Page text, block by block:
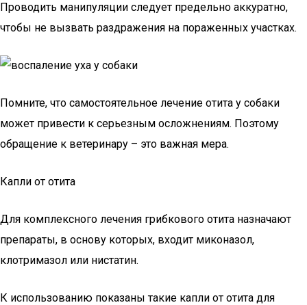
Проводить манипуляции следует предельно аккуратно,
чтобы не вызвать раздражения на пораженных участках.
Помните, что самостоятельное лечение отита у собаки
может привести к серьезным осложнениям. Поэтому
обращение к ветеринару – это важная мера.
Капли от отита
Для комплексного лечения грибкового отита назначают
препараты, в основу которых, входит миконазол,
клотримазол или нистатин.
К использованию показаны такие капли от отита для